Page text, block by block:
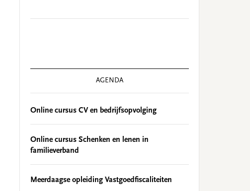
AGENDA
Online cursus CV en bedrijfsopvolging
Online cursus Schenken en lenen in
familieverband
Meerdaagse opleiding Vastgoedfiscaliteiten